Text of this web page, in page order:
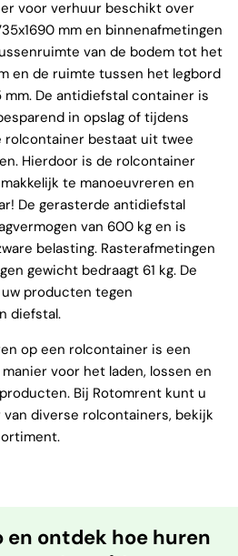
voor verhuur beschikt over
mm en binnenafmetingen
van de bodem tot het
en de ruimte tussen het legbord
De antidiefstal container is
in opslag of tijdens
rolcontainer bestaat uit twee
Hierdoor is de rolcontainer
te manoeuvreren en
De gerasterde antidiefstal
van 600 kg en is
belasting. Rasterafmetingen
gewicht bedraagt 61 kg. De
producten tegen
diefstal.
op een rolcontainer is een
voor het laden, lossen en
Bij Rotomrent kunt u
diverse rolcontainers, bekijk
en ontdek hoe huren